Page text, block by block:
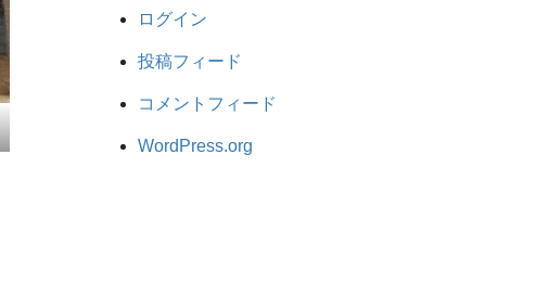
ログイン
投稿フィード
コメントフィード
WordPress.org